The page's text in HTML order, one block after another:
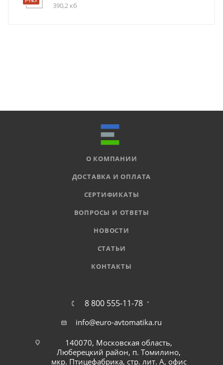
390,2 кб
О КОМПАНИИ
ДОСТАВКА И ОПЛАТА
СЕРТИФИКАТЫ
ВОПРОСЫ И ОТВЕТЫ
НОВОСТИ
СТАТЬИ
КОНТАКТЫ
8 800 555-11-78
info@euro-avtomatika.ru
140070, Московская область,
Люберецкий район, п. Томилино,
мкр. Птицефабрика, стр. лит. А, офис